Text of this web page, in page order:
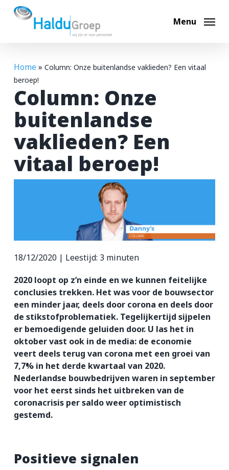
Skip
Menu
Home» Column: Onze buitenlandse vaklieden? Een vitaal
beroep!
Column: Onze
buitenlandse
vaklieden? Een
vitaal beroep!
18/12/2020 | Leestijd: 3 minuten
2020 loopt op z’n einde en we kunnen feitelijke
conclusies trekken. Het was voor de bouwsector
een minder jaar, deels door corona en deels door
de stikstofproblematiek. Tegelijkertijd sijpelen
er bemoedigende geluiden door. U las het in
oktober vast ook in de media: de economie
veert deels terug van corona met een groei van
7,7% in het derde kwartaal van 2020.
Nederlandse bouwbedrijven waren in september
voor het eerst sinds het uitbreken van de
coronacrisis per saldo weer optimistisch
gestemd.
Positieve signalen
Ik help je graag op weg. Waar ben je naar op zoek?
Bouwvacatures
Techniek vacatures
Automotive vacatures
Werken bij Haldu
Vakmensen nodig?